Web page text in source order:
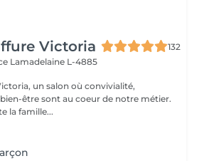
Victoria
132
Lamadelaine L-4885
un salon où convivialité,
être sont au coeur de notre métier.
la famille...